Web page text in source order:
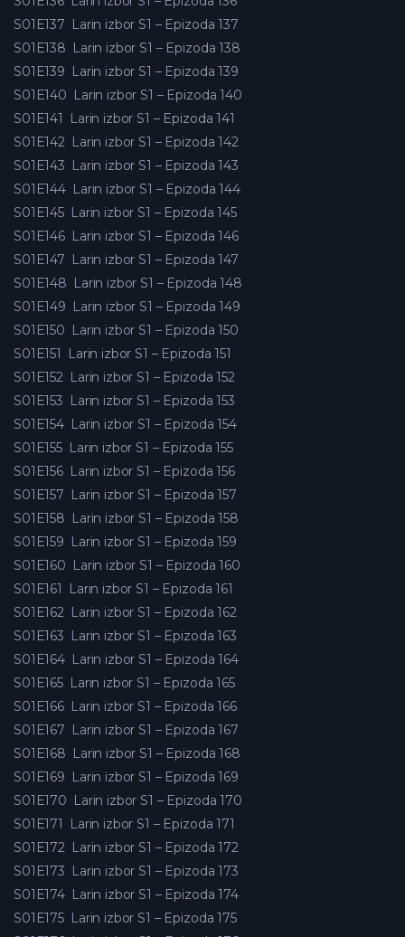
S01E137 Larin izbor S1 – Epizoda 137
S01E138 Larin izbor S1 – Epizoda 138
S01E139 Larin izbor S1 – Epizoda 139
S01E140 Larin izbor S1 – Epizoda 140
S01E141
Larin izbor S1 – Epizoda 141
S01E142 Larin izbor S1 – Epizoda 142
S01E143 Larin izbor S1 – Epizoda 143
S01E144 Larin izbor S1 – Epizoda 144
S01E145 Larin izbor S1 – Epizoda 145
S01E146 Larin izbor S1 – Epizoda 146
S01E147 Larin izbor S1 – Epizoda 147
S01E148 Larin izbor S1 – Epizoda 148
S01E149 Larin izbor S1 – Epizoda 149
S01E150 Larin izbor S1 – Epizoda 150
S01E151
Larin izbor S1 – Epizoda 151
S01E152 Larin izbor S1 – Epizoda 152
S01E153 Larin izbor S1 – Epizoda 153
S01E154 Larin izbor S1 – Epizoda 154
S01E155 Larin izbor S1 – Epizoda 155
S01E156 Larin izbor S1 – Epizoda 156
S01E157 Larin izbor S1 – Epizoda 157
S01E158 Larin izbor S1 – Epizoda 158
S01E159 Larin izbor S1 – Epizoda 159
S01E160 Larin izbor S1 – Epizoda 160
S01E161
Larin izbor S1 – Epizoda 161
S01E162 Larin izbor S1 – Epizoda 162
S01E163 Larin izbor S1 – Epizoda 163
S01E164 Larin izbor S1 – Epizoda 164
S01E165 Larin izbor S1 – Epizoda 165
S01E166 Larin izbor S1 – Epizoda 166
S01E167 Larin izbor S1 – Epizoda 167
S01E168 Larin izbor S1 – Epizoda 168
S01E169 Larin izbor S1 – Epizoda 169
S01E170 Larin izbor S1 – Epizoda 170
S01E171
Larin izbor S1 – Epizoda 171
S01E172 Larin izbor S1 – Epizoda 172
S01E173 Larin izbor S1 – Epizoda 173
S01E174 Larin izbor S1 – Epizoda 174
S01E175 Larin izbor S1 – Epizoda 175